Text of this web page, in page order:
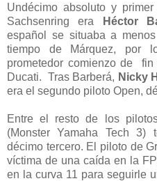
Undécimo absoluto y
Sachsenring era
Héctor
español se situaba a
tiempo de Márquez, por
prometedor comienzo de
Ducati. Tras Barberá, Nicky
era el segundo piloto Open,
Entre el resto de los
(Monster Yamaha Tech 3)
décimo tercero. El piloto de
víctima de una caída en la
en la curva 11 para seguirle